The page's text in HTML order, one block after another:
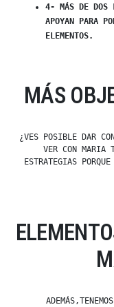
4- MÁS DE DOS
APOYAN PARA
ELEMENTOS.
MÁS
¿VES POSIBLE DAR
VER CON MARIA
ESTRATEGIAS